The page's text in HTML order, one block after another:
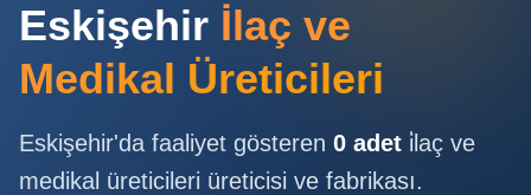
Yap
Kayıt
Ol
Sayfa
Eskişehir İlaç ve
Medikal Üreticileri
Eskişehir'da faaliyet gösteren 0 adet i̇laç ve
medikal üreticileri üreticisi ve fabrikası.